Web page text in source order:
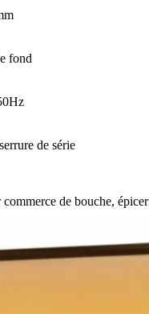
fond
de série
de bouche,